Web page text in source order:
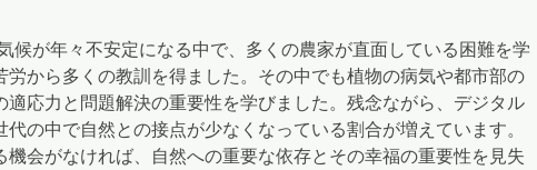
候が年々不安定になる中で、多くの農家が直面している困難を学
から多くの教訓を得ました。その中でも植物の病気や都市部の
応力と問題解決の重要性を学びました。残念ながら、デジタル
の中で自然との接点が少なくなっている割合が増えています。
機会がなければ、自然への重要な依存とその幸福の重要性を見失